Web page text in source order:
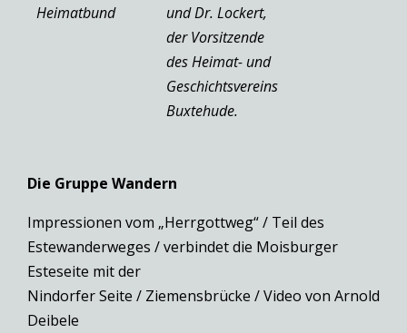
Heimatbund
und Dr. Lockert,
der Vorsitzende
des Heimat- und
Geschichtsvereins
Buxtehude.
Die Gruppe Wandern
Impressionen vom „Herrgottweg“ / Teil des
Estewanderweges / verbindet die Moisburger
Esteseite mit der
Nindorfer Seite / Ziemensbrücke / Video von Arnold
Deibele